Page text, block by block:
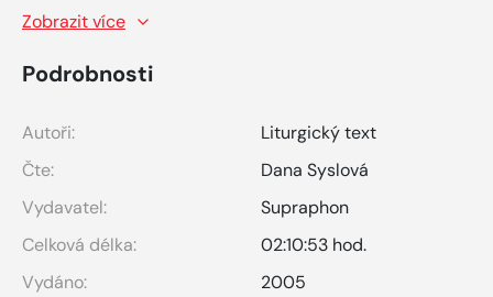
Zobrazit více
Podrobnosti
Autoři:
Liturgický text
Čte:
Dana Syslová
Vydavatel:
Supraphon
Celková délka:
02:10:53 hod.
Vydáno:
2005